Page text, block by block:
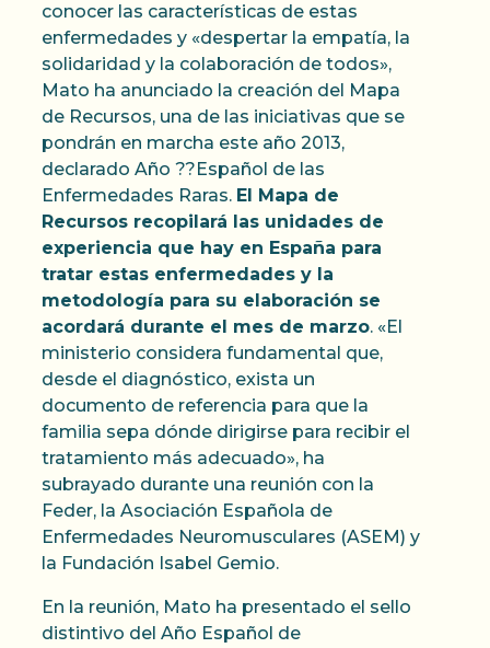
conocer las características de estas
enfermedades y «despertar la empatía, la
solidaridad y la colaboración de todos»,
Mato ha anunciado la creación del Mapa
de Recursos, una de las iniciativas que se
pondrán en marcha este año 2013,
declarado Año ??Español de las
Enfermedades Raras. El Mapa de
Recursos recopilará las unidades de
experiencia que hay en España para
tratar estas enfermedades y la
metodología para su elaboración se
acordará durante el mes de marzo. «El
ministerio considera fundamental que,
desde el diagnóstico, exista un
documento de referencia para que la
familia sepa dónde dirigirse para recibir el
tratamiento más adecuado», ha
subrayado durante una reunión con la
Feder, la Asociación Española de
Enfermedades Neuromusculares (ASEM) y
la Fundación Isabel Gemio.
En la reunión, Mato ha presentado el sello
distintivo del Año Español de